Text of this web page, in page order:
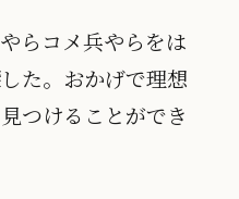
らコメ兵やらをは
た。おかげで理想
つけることができ